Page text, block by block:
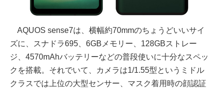
AQUOS sense7は、横幅約70mmのちょうどいいサイ
ズに、スナドラ695、6GBメモリー、128GBストレー
ジ、4570mAhバッテリーなどの普段使いに十分なスペッ
クを搭載。それでいて、カメラは1/1.55型というミドル
クラスでは上位の大型センサー、マスク着用時の顔認証